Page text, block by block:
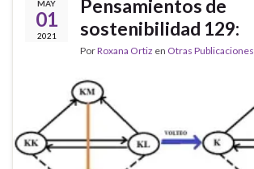
MAY
01
2021
Pensamientos de
sostenibilidad 129:
PorRoxana Ortiz en Otras Publicaciones